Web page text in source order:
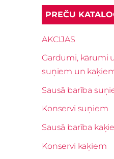
PREČU
AKCIJAS
Gardumi, kārumi
suņiem un
Sausā barība
Konservi suņiem
Sausā barība
Konservi kaķiem